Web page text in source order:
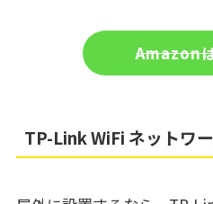
Amazon
TP-Link WiFi ネットワ